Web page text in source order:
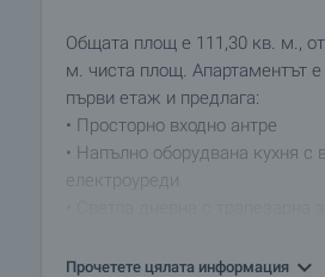
Общата площ е 111,30 кв. м., от
м. чиста площ. Апартаментът
първи етаж и предлага:
• Просторно входно антре
• Напълно оборудвана кухня с
електроуреди
• Три спални, едната от които е
Прочетете цялата информация